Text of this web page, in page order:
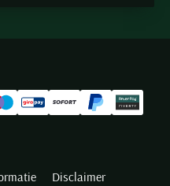
Disclaimer